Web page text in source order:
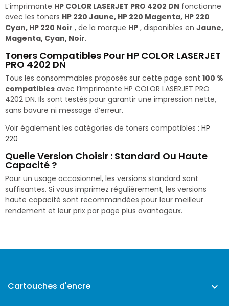
L’imprimante HP COLOR LASERJET PRO 4202 DN fonctionne
avec les toners HP 220 Jaune, HP 220 Magenta, HP 220
Cyan, HP 220 Noir , de la marque HP , disponibles en Jaune,
Magenta, Cyan, Noir.
Toners Compatibles Pour HP COLOR LASERJET
PRO 4202 DN
Tous les consommables proposés sur cette page sont 100 %
compatibles avec l’imprimante HP COLOR LASERJET PRO
4202 DN. Ils sont testés pour garantir une impression nette,
sans bavure ni message d’erreur.
Voir également les catégories de toners compatibles : HP
220
Quelle Version Choisir : Standard Ou Haute
Capacité ?
Pour un usage occasionnel, les versions standard sont
suffisantes. Si vous imprimez régulièrement, les versions
haute capacité sont recommandées pour leur meilleur
rendement et leur prix par page plus avantageux.
Cartouches d'encre 